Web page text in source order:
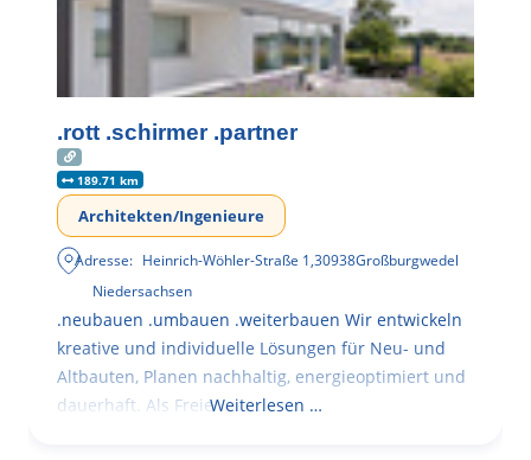
.rott .schirmer .partner
189.71 km
Architekten/Ingenieure
Adresse: Heinrich-Wöhler-Straße 1,30938Großburgwedel
Niedersachsen
.neubauen .umbauen .weiterbauen Wir entwickeln
kreative und individuelle Lösungen für Neu- und
Altbauten, Planen nachhaltig, energieoptimiert und
dauerhaft. Als FreieWeiterlesen …